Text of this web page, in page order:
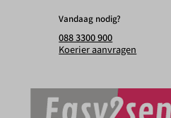
Vandaag nodig?
088 3300 900
Koerier aanvragen